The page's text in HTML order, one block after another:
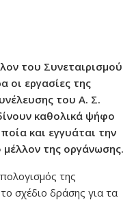
του Συνεταιρισμού
οι εργασίες της
του Α. Σ.
καθολικά ψήφο
και εγγυάται την
μέλλον της οργάνωσης.
της
σχέδιο δράσης για τα